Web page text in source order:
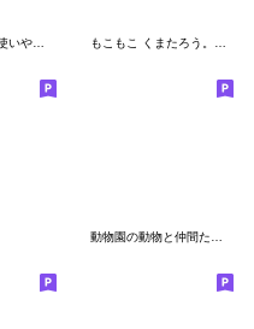
動物園の動物と仲間たちスタンプ(敬語)